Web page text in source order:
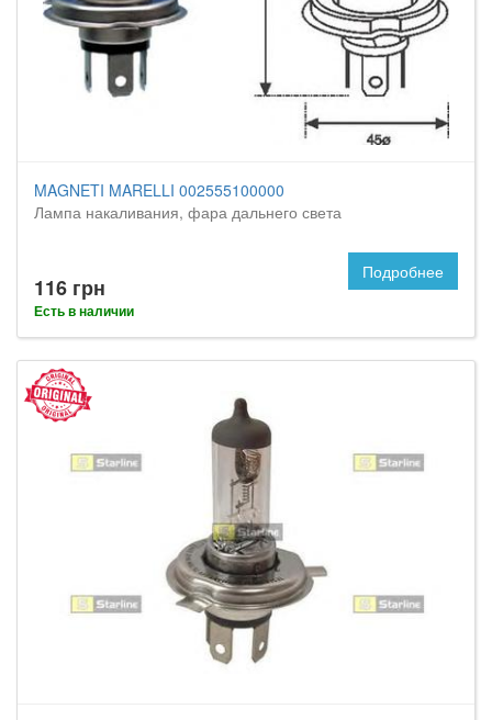
MAGNETI MARELLI 002555100000
Лампа накаливания, фара дальнего света
116 грн
Есть в наличии
Подробнее